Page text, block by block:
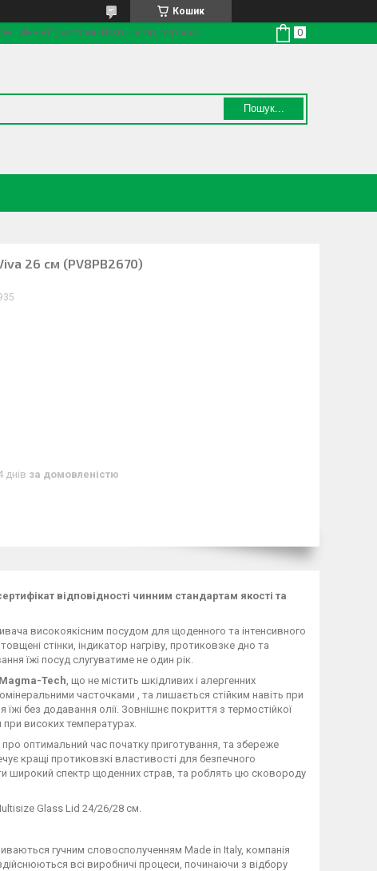
Кошик
магазин №30, Львів, Україна
Пошук...
26 см (PV8PB2670)
днів за домовленістю
відповідності чинним стандартам якості та
високоякісним посудом для щоденного та інтенсивного
стінки, індикатор нагріву, протиковзке дно та
їжі посуд слугуватиме не один рік.
Magma-Tech, що не містить шкідливих і алергенних
часточками , та лишається стійким навіть при
без додавання олії. Зовнішнє покриття з термостійкої
високих температурах.
оптимальний час початку приготування, та збереже
кращі протиковзкі властивості для безпечного
широкий спектр щоденних страв, та роблять цю сковороду
Glass Lid 24/26/28 см.
гучним словосполученням Made in Italy, компанія
всі виробничі процеси, починаючи з відбору